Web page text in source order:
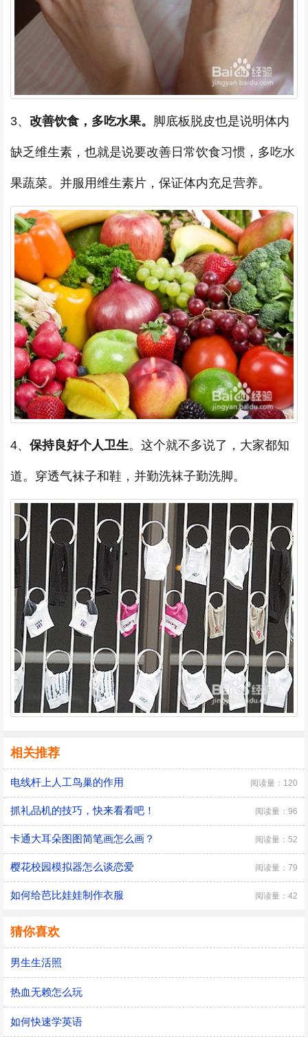
3、 改善饮食，多吃水果。 脚底板脱皮也是说明体内
缺乏维生素，也就是说要改善日常饮食习惯，多吃水
果蔬菜。并服用维生素片，保证体内充足营养。
4、 保持良好个人卫生。这个就不多说了，大家都知
道。穿透气袜子和鞋，并勤洗袜子勤洗脚。
相关推荐
电线杆上人工鸟巢的作用 阅读量：120
抓礼品机的技巧，快来看看吧！ 阅读量：96
卡通大耳朵图图简笔画怎么画？ 阅读量：52
樱花校园模拟器怎么谈恋爱 阅读量：79
如何给芭比娃娃制作衣服 阅读量：42
猜你喜欢
男生生活照
热血无赖怎么玩
如何快速学英语